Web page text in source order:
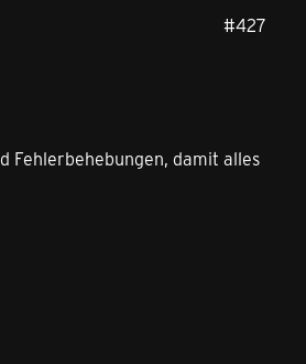
#427
Fehlerbehebungen, damit alles